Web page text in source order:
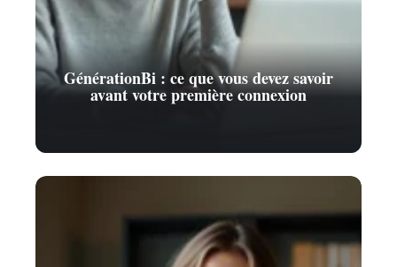
GénérationBi : ce que vous devez savoir
avant votre première connexion